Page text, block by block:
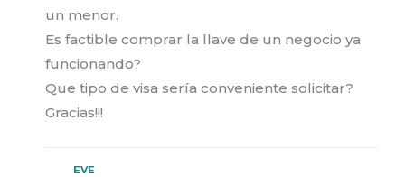
un menor.
Es factible comprar la llave de un negocio ya
funcionando?
Que tipo de visa sería conveniente solicitar?
Gracias!!!
EVE